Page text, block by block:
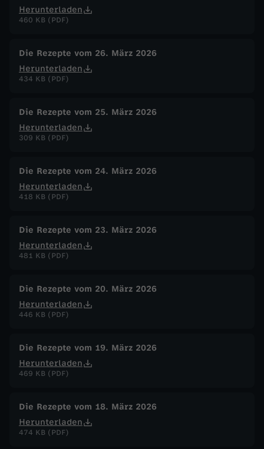
Herunterladen
460 KB (PDF)
Die Rezepte vom 26. März 2026
Herunterladen
434 KB (PDF)
Die Rezepte vom 25. März 2026
Herunterladen
309 KB (PDF)
Die Rezepte vom 24. März 2026
Herunterladen
418 KB (PDF)
Die Rezepte vom 23. März 2026
Herunterladen
481 KB (PDF)
Die Rezepte vom 20. März 2026
Herunterladen
446 KB (PDF)
Die Rezepte vom 19. März 2026
Herunterladen
469 KB (PDF)
Die Rezepte vom 18. März 2026
Herunterladen
474 KB (PDF)